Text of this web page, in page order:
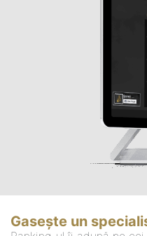
Gasește un